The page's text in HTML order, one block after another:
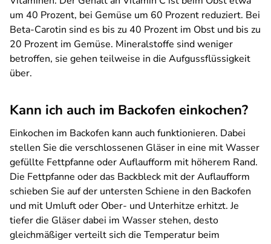
um 40 Prozent, bei Gemüse um 60 Prozent reduziert. Bei
Beta-Carotin sind es bis zu 40 Prozent im Obst und bis zu
20 Prozent im Gemüse. Mineralstoffe sind weniger
betroffen, sie gehen teilweise in die Aufgussflüssigkeit
über.
Kann ich auch im Backofen einkochen?
Einkochen im Backofen kann auch funktionieren. Dabei
stellen Sie die verschlossenen Gläser in eine mit Wasser
gefüllte Fettpfanne oder Auflaufform mit höherem Rand.
Die Fettpfanne oder das Backbleck mit der Auflaufform
schieben Sie auf der untersten Schiene in den Backofen
und mit Umluft oder Ober- und Unterhitze erhitzt. Je
tiefer die Gläser dabei im Wasser stehen, desto
gleichmäßiger verteilt sich die Temperatur beim